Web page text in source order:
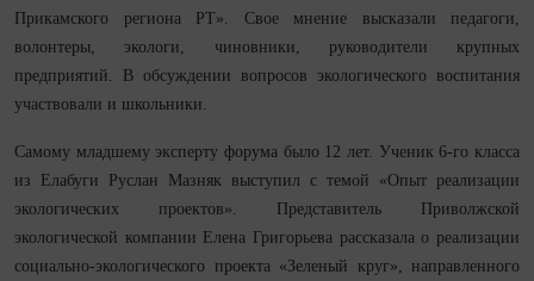
Прикамского региона РТ». Свое мнение высказали педагоги,
волонтеры, экологи, чиновники, руководители крупных
предприятий. В обсуждении вопросов экологического воспитания
участвовали и школьники.
Самому младшему эксперту форума было 12 лет. Ученик 6-го класса
из Елабуги Руслан Мазняк выступил с темой «Опыт реализации
экологических проектов». Представитель Приволжской
экологической компании Елена Григорьева рассказала о реализации
социально-экологического проекта «Зеленый круг», направленного